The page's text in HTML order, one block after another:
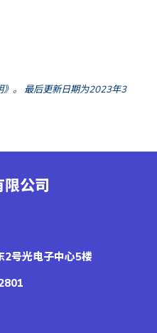
》。 最后更新日期为2023年3
公司
2号光电子中心5楼